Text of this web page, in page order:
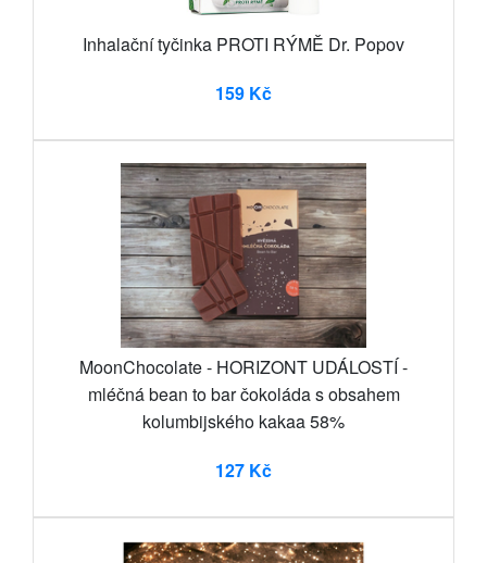
Inhalační tyčinka PROTI RÝMĚ Dr. Popov
159 Kč
MoonChocolate - HORIZONT UDÁLOSTÍ -
mléčná bean to bar čokoláda s obsahem
kolumbijského kakaa 58%
127 Kč